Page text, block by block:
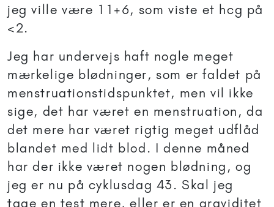
jeg ville være 11+6, som viste et hcg på
<2.
Jeg har undervejs haft nogle meget
mærkelige blødninger, som er faldet på
menstruationstidspunktet, men vil ikke
sige, det har været en menstruation, da
det mere har været rigtig meget udflåd
blandet med lidt blod. I denne måned
har der ikke været nogen blødning, og
jeg er nu på cyklusdag 43. Skal jeg
tage en test mere, eller er en graviditet